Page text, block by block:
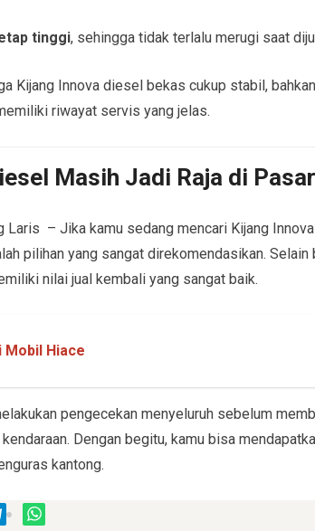
tinggi, sehingga tidak terlalu merugi saat
Kijang Innova diesel bekas cukup stabil,
riwayat servis yang jelas.
Masih Jadi Raja di
Laris – Jika kamu sedang mencari Kijang
pilihan yang sangat direkomendasikan. Selain
nilai jual kembali yang sangat baik.
Hiace
pengecekan menyeluruh sebelum
Dengan begitu, kamu bisa
kantong.